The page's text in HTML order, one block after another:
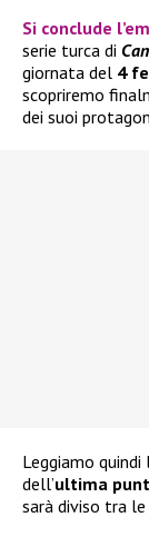
Si conclude
serie turca di
giornata del 4
scopriremo
dei suoi
Leggiamo quindi
dell’ultima
sarà diviso tra le